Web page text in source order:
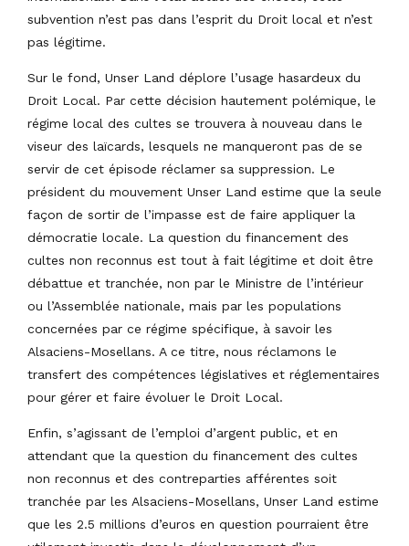
subvention n’est pas dans l’esprit du Droit local et n’est
pas légitime.
Sur le fond, Unser Land déplore l’usage hasardeux du
Droit Local. Par cette décision hautement polémique, le
régime local des cultes se trouvera à nouveau dans le
viseur des laïcards, lesquels ne manqueront pas de se
servir de cet épisode réclamer sa suppression. Le
président du mouvement Unser Land estime que la seule
façon de sortir de l’impasse est de faire appliquer la
démocratie locale. La question du financement des
cultes non reconnus est tout à fait légitime et doit être
débattue et tranchée, non par le Ministre de l’intérieur
ou l’Assemblée nationale, mais par les populations
concernées par ce régime spécifique, à savoir les
Alsaciens-Mosellans. A ce titre, nous réclamons le
transfert des compétences législatives et réglementaires
pour gérer et faire évoluer le Droit Local.
Enfin, s’agissant de l’emploi d’argent public, et en
attendant que la question du financement des cultes
non reconnus et des contreparties afférentes soit
tranchée par les Alsaciens-Mosellans, Unser Land estime
que les 2.5 millions d’euros en question pourraient être